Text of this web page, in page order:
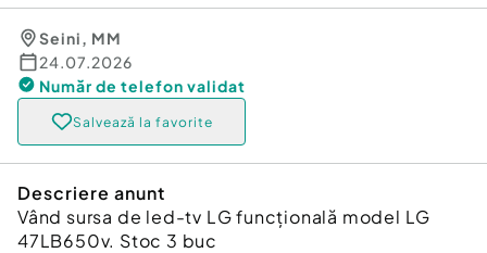
Seini, MM
24.07.2026
Număr de telefon validat
Salvează la favorite
Descriere anunt
Vând sursa de led-tv LG funcțională model LG
47LB650v. Stoc 3 buc